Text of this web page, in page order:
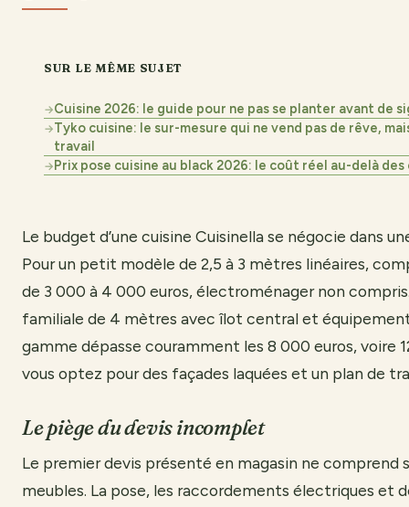
SUR LE MÊME SUJET
→Cuisine 2026: le guide pour ne pas se planter avant de
→Tyko cuisine: le sur-mesure qui ne vend pas de rêve,
travail
→Prix pose cuisine au black 2026: le coût réel au-delà des
Le budget d’une cuisine Cuisinella se négocie dans
Pour un petit modèle de 2,5 à 3 mètres linéaires,
de 3 000 à 4 000 euros, électroménager non
familiale de 4 mètres avec îlot central et
gamme dépasse couramment les 8 000 euros, voire
vous optez pour des façades laquées et un plan de
Le piège du devis incomplet
Le premier devis présenté en magasin ne comprend
meubles. La pose, les raccordements électriques et